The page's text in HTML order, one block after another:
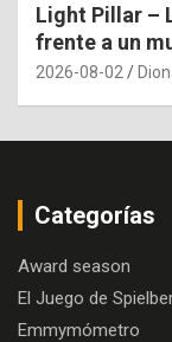
Light Pillar –
frente a un
2026-08-02
Categorías
Award season
El Juego de
Emmymómetro